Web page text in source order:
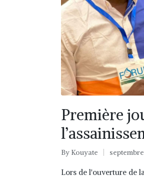
Première
By Kouyate
Lors de l'ouverture de